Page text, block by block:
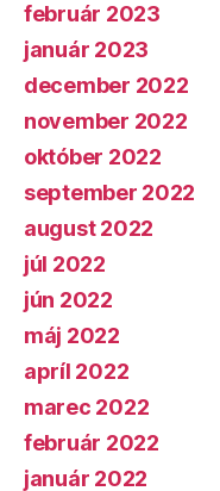
február 2023
január 2023
december 2022
november 2022
október 2022
september 2022
august 2022
júl 2022
jún 2022
máj 2022
apríl 2022
marec 2022
február 2022
január 2022